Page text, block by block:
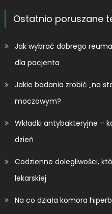
Ostatnio poruszane
Jak wybrać dobrego
dla pacjenta
Jakie badania zrobić „na
moczowym?
Wkładki antybakteryjne –
dzień
Codzienne dolegliwości,
lekarskiej
Na co działa komora